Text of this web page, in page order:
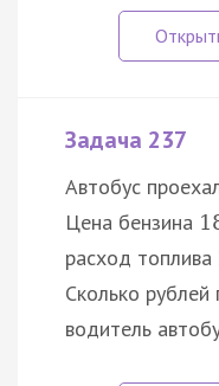
Задача 237
Автобус
Цена бензина
расход топлива
Сколько рублей
водитель